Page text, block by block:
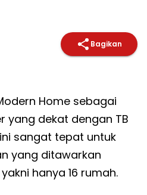
Bagikan
Home sebagai
yang dekat dengan TB
sangat tepat untuk
yang ditawarkan
hanya 16 rumah.